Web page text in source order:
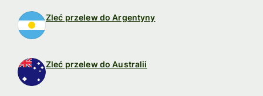
Zleć przelew do Argentyny
Zleć przelew do Australii